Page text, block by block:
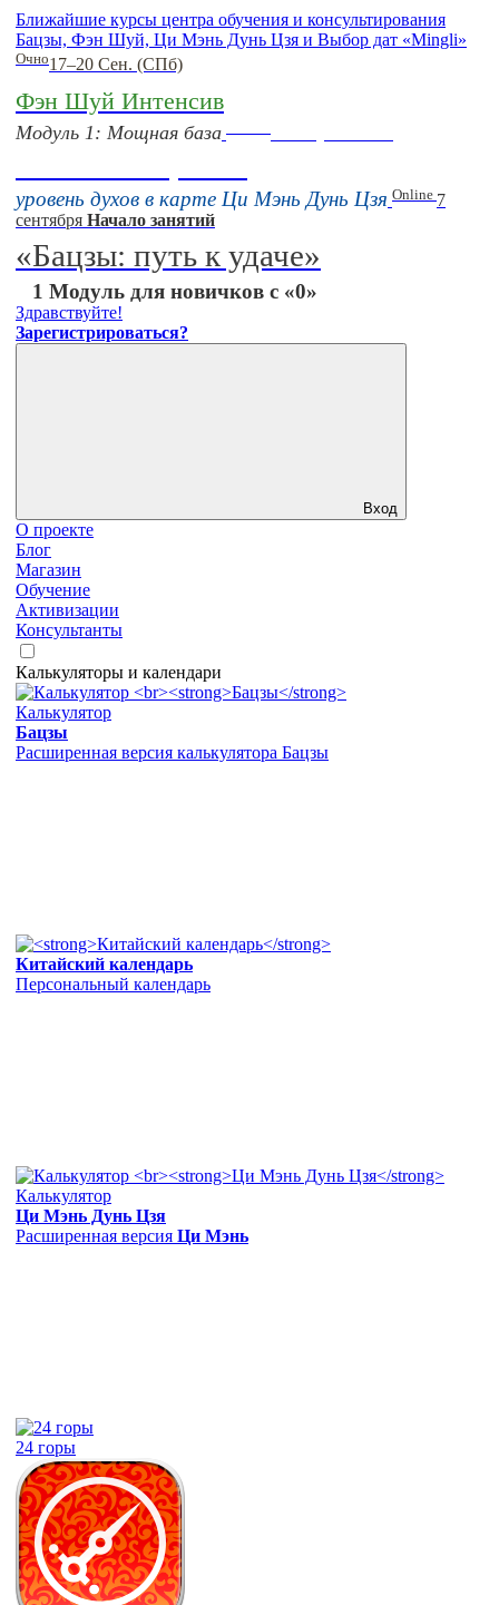
Ближайшие курсы центра обучения и консультирования
Бацзы, Фэн Шуй, Ци Мэнь Дунь Цзя и Выбор дат «Mingli»
Очно17–20 Сен. (СПб)
Фэн Шуй Интенсив
Модуль 1: Мощная база
уровень духов в карте Ци Мэнь Дунь Цзя Online 7
сентября Начало занятий
«Бацзы: путь к удаче»
1 Модуль для новичков с «0»
Здравствуйте!
Зарегистрироваться?
Вход
О проекте
Блог
Магазин
Обучение
Активизации
Консультанты
Калькуляторы и календари
Калькулятор
Бацзы
Расширенная версия калькулятора Бацзы
Китайский календарь
Персональный календарь
Калькулятор
Ци Мэнь Дунь Цзя
Расширенная версия Ци Мэнь
24 горы